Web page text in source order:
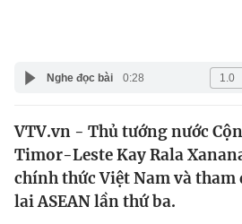
Y tế
Thế giới
Đời sống
Giáo dục
Nghe đọc bài 0:28
VTV.vn - Thủ tướng nước
Timor-Leste Kay Rala
chính thức Việt Nam và tham
lai ASEAN lần thứ ba.